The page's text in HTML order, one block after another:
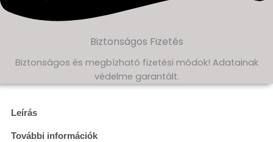
Biztonságos Fizetés
Biztonságos és megbízható fizetési módok! Adatainak
védelme garantált.
Leírás
További információk